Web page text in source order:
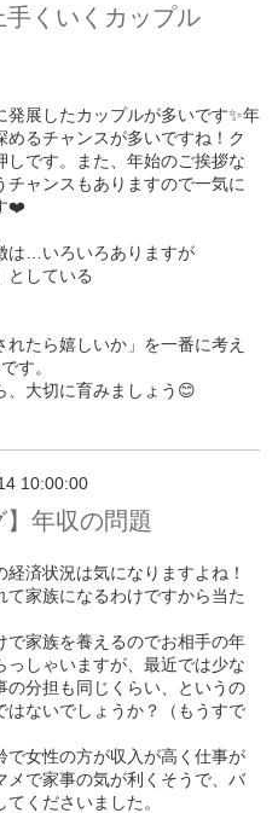
手くいくカップル
展したカップルが多いです✨年
るチャンスが多いですね！ク
しです。また、年始のご挨拶な
ャンスもありますので一気に
❤️
は…いろいろありますが
としている
たら嬉しいか」を一番に考え
す。
、大切に育みましょう😊
10:00:00
】年収の問題
済状況は気になりますよね！
家族になるわけですから当た
家族を養えるのでお相手の年
しゃいますが、最近では少な
の分担も同じくらい、というの
ないでしょうか？（もうすで
女性の方が収入が高く仕事が
で家事の気が利くそうで、バ
くださいました。